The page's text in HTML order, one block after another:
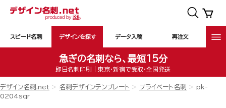
スピード名刺 デザインを探す データ入稿 再注文
急ぎの名刺なら、最短15分
即日名刺印刷｜東京・新宿で受取・全国発送
デザイン名刺.net 名刺デザインテンプレート プライベート名刺
pk-
0204sqr